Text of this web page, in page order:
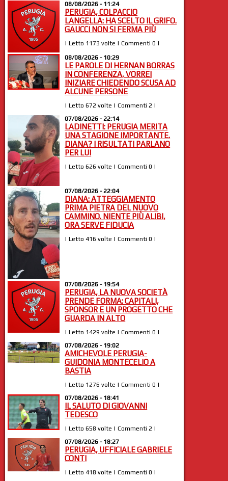
08/08/2026 - 11:24
PERUGIA, COLPACCIO
LANGELLA: HA SCELTO IL GRIFO.
GAUCCI NON SI FERMA PIÙ
| Letto 1173 volte | Commenti 0 |
08/08/2026 - 10:29
LE PAROLE DI HERNAN BORRAS
IN CONFERENZA, VORREI
INIZIARE CHIEDENDO SCUSA AD
ALCUNE PERSONE
| Letto 672 volte | Commenti 2 |
07/08/2026 - 22:14
LADINETTI: PERUGIA MERITA
UNA STAGIONE IMPORTANTE.
DIANA? I RISULTATI PARLANO
PER LUI
| Letto 626 volte | Commenti 0 |
07/08/2026 - 22:04
DIANA: ATTEGGIAMENTO
PRIMA PIETRA DEL NUOVO
CAMMINO. NIENTE PIÙ ALIBI,
ORA SERVE FIDUCIA
| Letto 416 volte | Commenti 0 |
07/08/2026 - 19:54
PERUGIA, LA NUOVA SOCIETÀ
PRENDE FORMA: CAPITALI,
SPONSOR E UN PROGETTO CHE
GUARDA IN ALTO
| Letto 1429 volte | Commenti 0 |
07/08/2026 - 19:02
AMICHEVOLE PERUGIA-
GUIDONIA MONTECELIO A
BASTIA
| Letto 1276 volte | Commenti 0 |
07/08/2026 - 18:41
IL SALUTO DI GIOVANNI
TEDESCO
| Letto 658 volte | Commenti 2 |
07/08/2026 - 18:27
PERUGIA, UFFICIALE GABRIELE
CONTI
| Letto 418 volte | Commenti 0 |